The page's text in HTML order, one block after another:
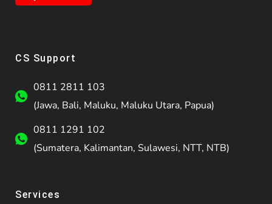
CS Support
0811 2811 103
(Jawa, Bali, Maluku, Maluku Utara, Papua)
0811 1291 102
(Sumatera, Kalimantan, Sulawesi, NTT, NTB)
Services